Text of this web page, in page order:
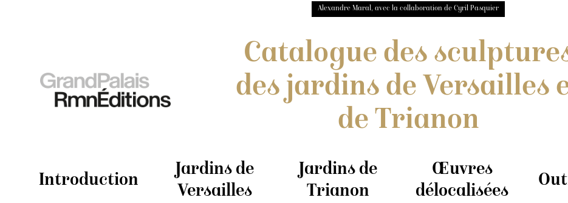
Alexandre Maral, avec la collaboration de Cyril Pasquier
Catalogue des
des jardins de Versailles
de Trianon
Introduction
Jardins de
Versailles
Jardins de
Trianon
Œuvres
délocalisées